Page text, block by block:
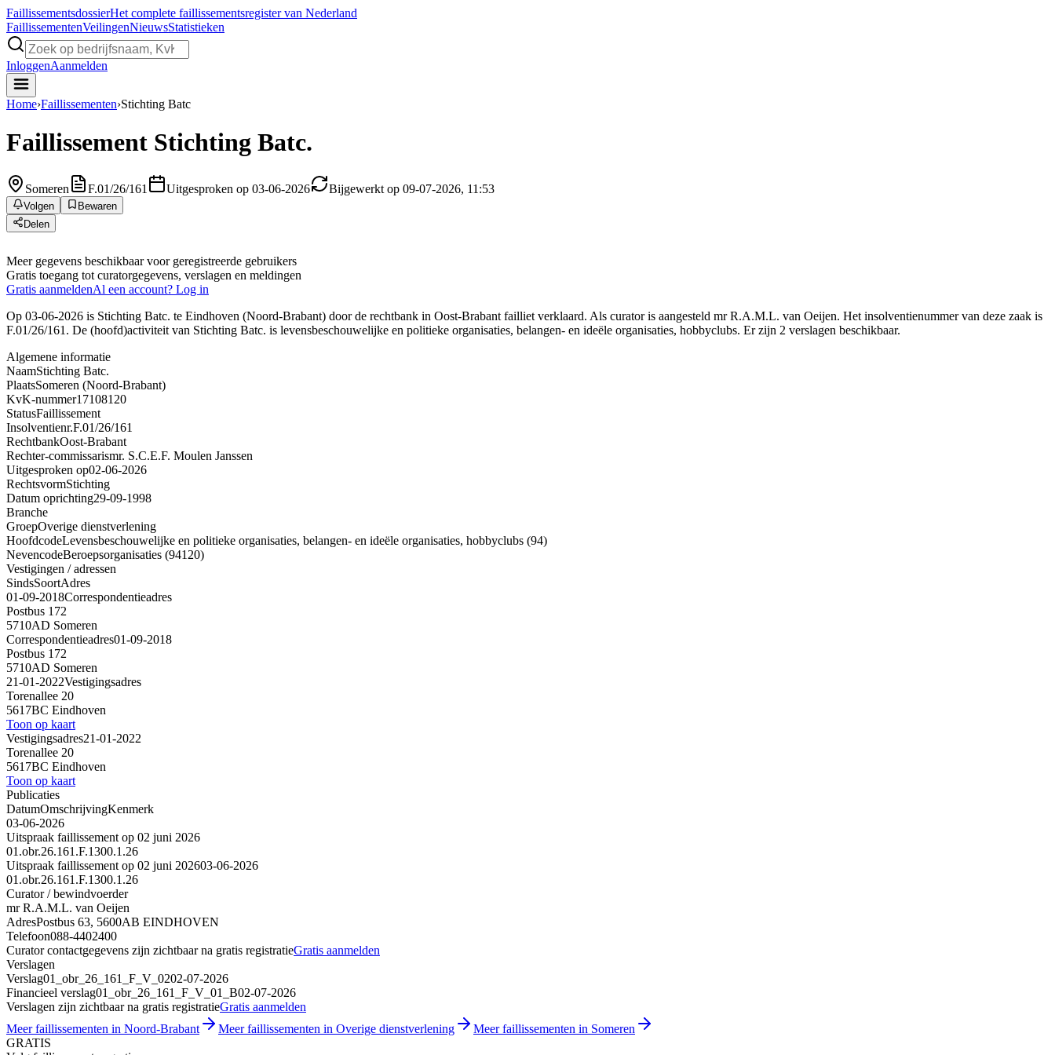
FaillissementsdossierHet complete faillissementsregister van Nederland
FaillissementenVeilingenNieuwsStatistieken
InloggenAanmelden
Home›Faillissementen›Stichting Batc
Faillissement Stichting Batc.
Someren F.01/26/161 Uitgesproken op 03-06-2026 Bijgewerkt op 09-07-2026, 11:53
Volgen
Bewaren
Delen
Meer gegevens beschikbaar voor geregistreerde gebruikers
Gratis toegang tot curatorgegevens, verslagen en meldingen
Gratis aanmeldenAl een account? Log in
Op 03-06-2026 is Stichting Batc. te Eindhoven (Noord-Brabant) door de rechtbank in Oost-Brabant failliet verklaard. Als curator is aangesteld mr R.A.M.L. van Oeijen. Het insolventienummer van deze zaak is
F.01/26/161. De (hoofd)activiteit van Stichting Batc. is levensbeschouwelijke en politieke organisaties, belangen- en ideële organisaties, hobbyclubs. Er zijn 2 verslagen beschikbaar.
Algemene informatie
NaamStichting Batc.
PlaatsSomeren (Noord-Brabant)
KvK-nummer17108120
StatusFaillissement
Insolventienr.F.01/26/161
RechtbankOost-Brabant
Rechter-commissarismr. S.C.E.F. Moulen Janssen
Uitgesproken op02-06-2026
RechtsvormStichting
Datum oprichting29-09-1998
Branche
GroepOverige dienstverlening
HoofdcodeLevensbeschouwelijke en politieke organisaties, belangen- en ideële organisaties, hobbyclubs (94)
NevencodeBeroepsorganisaties (94120)
Vestigingen / adressen
SindsSoortAdres
01-09-2018Correspondentieadres
Postbus 172
5710AD Someren
Correspondentieadres01-09-2018
Postbus 172
5710AD Someren
21-01-2022Vestigingsadres
Torenallee 20
5617BC Eindhoven
Toon op kaart
Vestigingsadres21-01-2022
Torenallee 20
5617BC Eindhoven
Toon op kaart
Publicaties
DatumOmschrijvingKenmerk
03-06-2026
Uitspraak faillissement op 02 juni 2026
01.obr.26.161.F.1300.1.26
Uitspraak faillissement op 02 juni 202603-06-2026
01.obr.26.161.F.1300.1.26
Curator / bewindvoerder
mr R.A.M.L. van Oeijen
AdresPostbus 63, 5600AB EINDHOVEN
Telefoon088-4402400
Curator contactgegevens zijn zichtbaar na gratis registratieGratis aanmelden
Verslagen
Verslag01_obr_26_161_F_V_0202-07-2026
Financieel verslag01_obr_26_161_F_V_01_B02-07-2026
Verslagen zijn zichtbaar na gratis registratieGratis aanmelden
Meer faillissementen in Noord-Brabant
Meer faillissementen in Overige dienstverlening
Meer faillissementen in Someren
GRATIS